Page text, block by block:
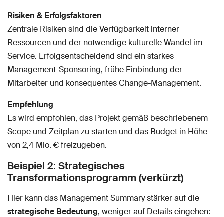
Risiken & Erfolgsfaktoren
Zentrale Risiken sind die Verfügbarkeit interner
Ressourcen und der notwendige kulturelle Wandel im
Service. Erfolgsentscheidend sind ein starkes
Management-Sponsoring, frühe Einbindung der
Mitarbeiter und konsequentes Change-Management.
Empfehlung
Es wird empfohlen, das Projekt gemäß beschriebenem
Scope und Zeitplan zu starten und das Budget in Höhe
von 2,4 Mio. € freizugeben.
Beispiel 2: Strategisches
Transformationsprogramm (verkürzt)
Hier kann das Management Summary stärker auf die
strategische Bedeutung, weniger auf Details eingehen: